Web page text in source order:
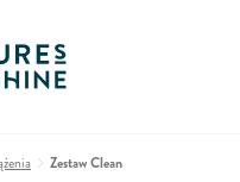
Zestaw Clean